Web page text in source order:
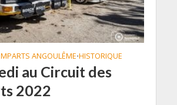
ANGOULÊME•HISTORIQUE
au Circuit des
2022